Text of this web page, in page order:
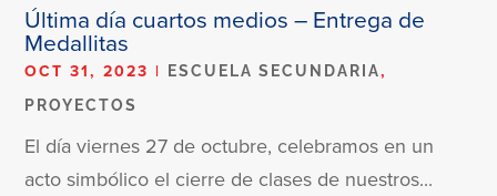
Última día cuartos medios – Entrega de
Medallitas
OCT 31, 2023 | ESCUELA SECUNDARIA,
PROYECTOS
El día viernes 27 de octubre, celebramos en un
acto simbólico el cierre de clases de nuestros...